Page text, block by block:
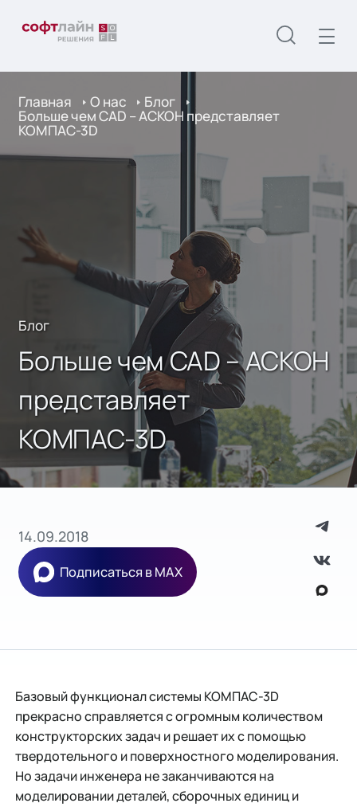
Главная О нас Блог
Больше чем CAD – АСКОН представляет
КОМПАС-3D
Блог
Больше чем CAD – АСКОН
представляет
КОМПАС-3D
14.09.2018
Подписаться в MAX
Базовый функционал системы КОМПАС-3D
прекрасно справляется с огромным количеством
конструкторских задач и решает их с помощью
твердотельного и поверхностного моделирования.
Но задачи инженера не заканчиваются на
моделировании деталей, сборочных единиц и